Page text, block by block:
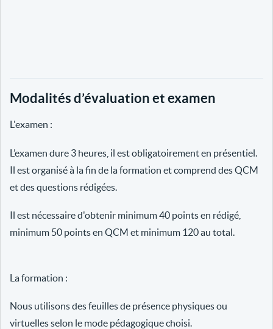
Modalités d’évaluation et examen
L'examen :
L’examen dure 3 heures, il est obligatoirement en présentiel.
Il est organisé à la fin de la formation et comprend des QCM
et des questions rédigées.
Il est nécessaire d'obtenir minimum 40 points en rédigé,
minimum 50 points en QCM et minimum 120 au total.
La formation :
Nous utilisons des feuilles de présence physiques ou
virtuelles selon le mode pédagogique choisi.